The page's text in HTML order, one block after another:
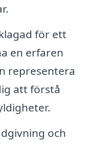
för ett
en erfaren
representera
att förstå
och